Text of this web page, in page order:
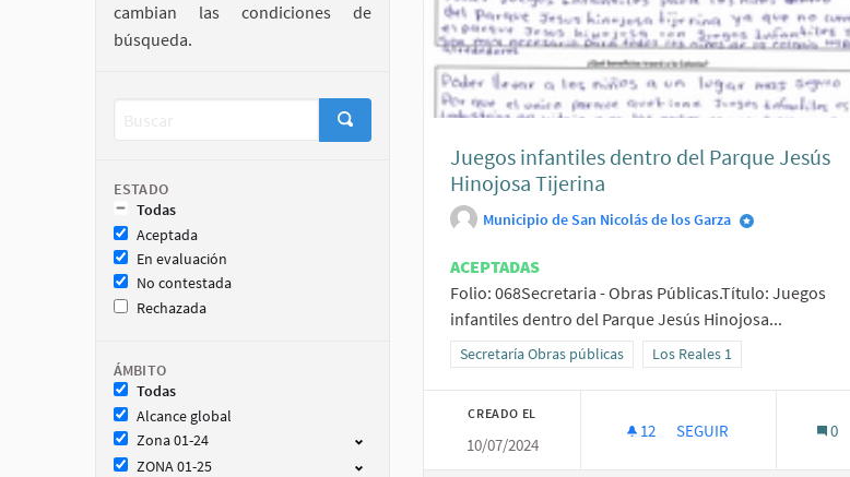
cambian las condiciones de
búsqueda.
ESTADO
Todas
Aceptada
En evaluación
No contestada
Rechazada
ÁMBITO
Todas
Alcance global
Zona 01-24
ZONA 01-25
Juegos infantiles dentro del Parque Jesús
Hinojosa Tijerina
Municipio de San Nicolás de los Garza
ACEPTADAS
Folio: 068Secretaria - Obras Públicas.Título: Juegos
infantiles dentro del Parque Jesús Hinojosa...
Resultados al filtrar por la categoría: Secretaría Obras
Secretaría Obras públicas Resultados al filtrar por el
Los Reales 1
CREADO EL
10/07/2024
12 12 SEGUIDORAS
SEGUIR
JUEGOS INFANTILES
0